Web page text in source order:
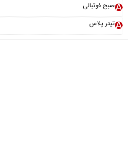
صبح فوتبالی
تیتر پلاس